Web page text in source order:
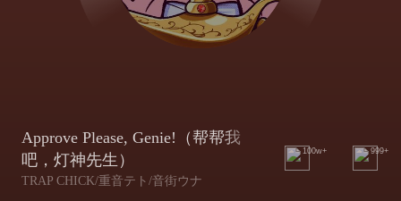
Approve Please, Genie!（帮帮我
吧，灯神先生）
TRAP CHICK/重音テト/音街ウナ
100w+ 999+